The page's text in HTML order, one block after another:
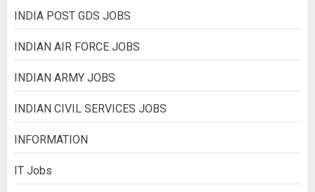
INDIA POST GDS JOBS
INDIAN AIR FORCE JOBS
INDIAN ARMY JOBS
INDIAN CIVIL SERVICES JOBS
INFORMATION
IT Jobs